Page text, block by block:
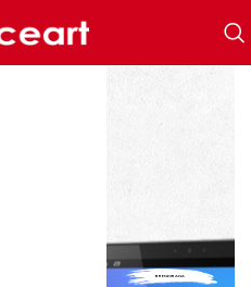
BRENDIRANA